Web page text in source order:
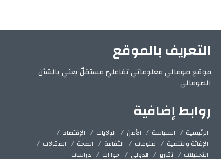
التعريف بالموقع
موقع صومالي معلوماتي تفاعليّ مستقلّ يعني بالشأن
الصومالي
روابط إضافية
الرئيسية السياسة الأمن الولايات
الإقتصاد
الإغاثة والتنمية
منوعات الثقافة الصحة
المقالات
التحليلات
تقارير الدولي حوارات دراسات